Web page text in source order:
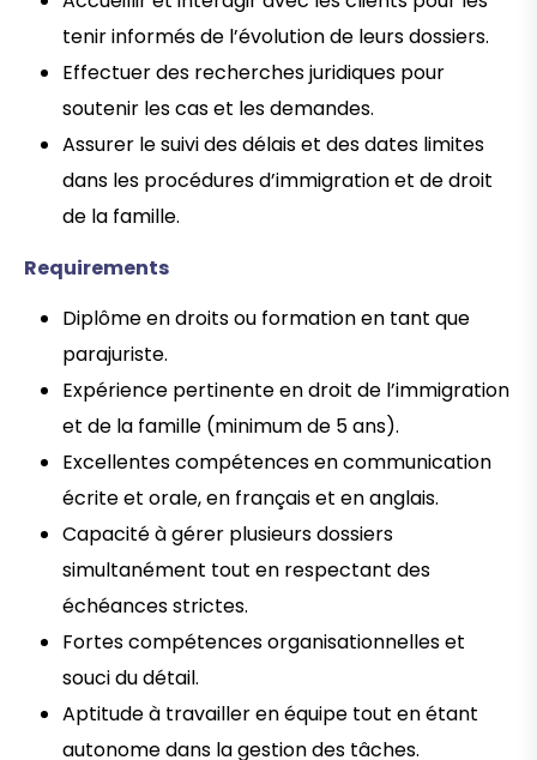
tenir informés de l’évolution de leurs dossiers.
Effectuer des recherches juridiques pour
soutenir les cas et les demandes.
Assurer le suivi des délais et des dates limites
dans les procédures d’immigration et de droit
de la famille.
Requirements
Diplôme en droits ou formation en tant que
parajuriste.
Expérience pertinente en droit de l’immigration
et de la famille (minimum de 5 ans).
Excellentes compétences en communication
écrite et orale, en français et en anglais.
Capacité à gérer plusieurs dossiers
simultanément tout en respectant des
échéances strictes.
Fortes compétences organisationnelles et
souci du détail.
Aptitude à travailler en équipe tout en étant
autonome dans la gestion des tâches.